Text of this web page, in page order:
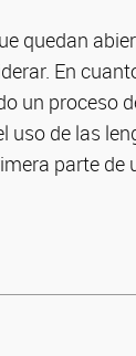
quedan
En
un proceso
uso de las
parte